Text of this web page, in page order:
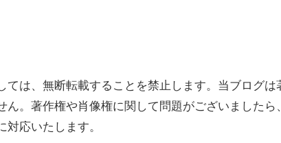
は、無断転載することを禁止します。当ブログは
。著作権や肖像権に関して問題がございましたら
応いたします。